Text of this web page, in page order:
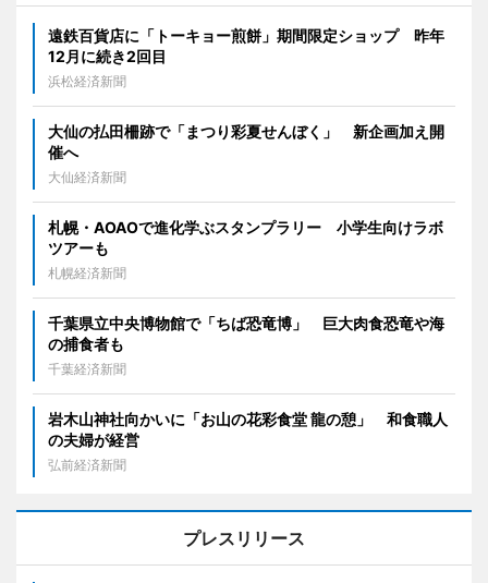
遠鉄百貨店に「トーキョー煎餅」期間限定ショップ 昨年
12月に続き2回目
浜松経済新聞
大仙の払田柵跡で「まつり彩夏せんぼく」 新企画加え開
催へ
大仙経済新聞
札幌・AOAOで進化学ぶスタンプラリー 小学生向けラボ
ツアーも
札幌経済新聞
千葉県立中央博物館で「ちば恐竜博」 巨大肉食恐竜や海
の捕食者も
千葉経済新聞
岩木山神社向かいに「お山の花彩食堂 龍の憩」 和食職人
の夫婦が経営
弘前経済新聞
プレスリリース